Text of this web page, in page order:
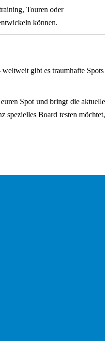
Touren oder
können.
gibt es traumhafte Spots
Spot und bringt die aktuelle
spezielles Board testen möchtet,